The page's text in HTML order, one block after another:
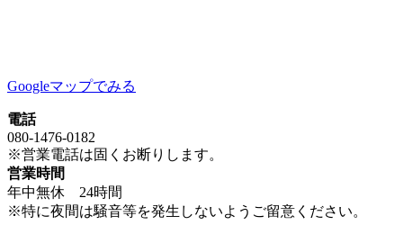
Googleマップでみる
電話
080-1476-0182
※営業電話は固くお断りします。
営業時間
年中無休 24時間
※特に夜間は騒音等を発生しないようご留意ください。